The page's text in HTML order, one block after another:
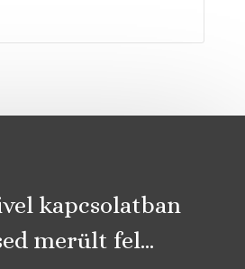
kapcsolatban
merült fel…